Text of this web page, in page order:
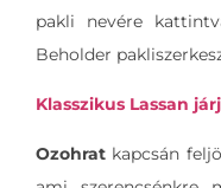
pakli nevére
Beholder
Klasszikus Lassan
Ozohrat kapcsán